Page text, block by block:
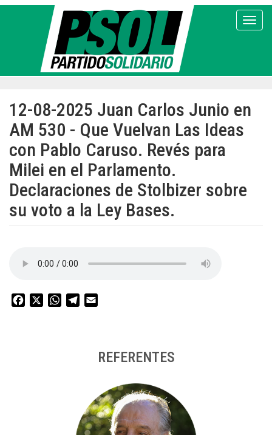
Pasar
12-08-2025 Juan Carlos Junio en
AM 530 - Que Vuelvan Las Ideas
con Pablo Caruso. Revés para
Milei en el Parlamento.
Declaraciones de Stolbizer sobre
su voto a la Ley Bases.
Facebook WhatsAppTelegram
REFERENTES